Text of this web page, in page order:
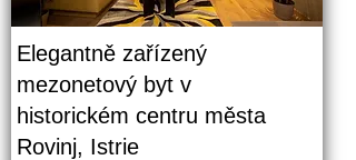
Elegantně zařízený
mezonetový byt v
historickém centru města
Rovinj, Istrie